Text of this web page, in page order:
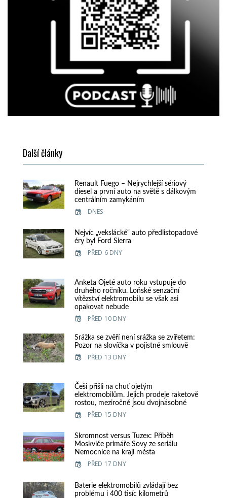
Další články
Renault Fuego – Nejrychlejší sériový
diesel a první auto na světě s dálkovým
centrálním zamykáním
DNES
Nejvíc „vekslácké“ auto předlistopadové
éry byl Ford Sierra
PŘED 6 DNY
Anketa Ojeté auto roku vstupuje do
druhého ročníku. Loňské senzační
vítězství elektromobilu se však asi
opakovat nebude
PŘED 10 DNY
Srážka se zvěří není srážka se zvířetem:
Pozor na slovíčka v pojistné smlouvě
PŘED 13 DNY
Češi přišli na chuť ojetým
elektromobilům. Jejich prodeje raketově
rostou, meziročně jsou dvojnásobné
PŘED 15 DNY
Skromnost versus Tuzex: Příběh
Moskviče primáře Sovy ze seriálu
Nemocnice na kraji města
PŘED 17 DNY
Baterie elektromobilů zvládají bez
problému i 400 tisíc kilometrů